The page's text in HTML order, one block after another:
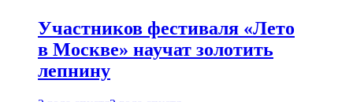
Участников фестиваля «Лето
в Москве» научат золотить
лепнину